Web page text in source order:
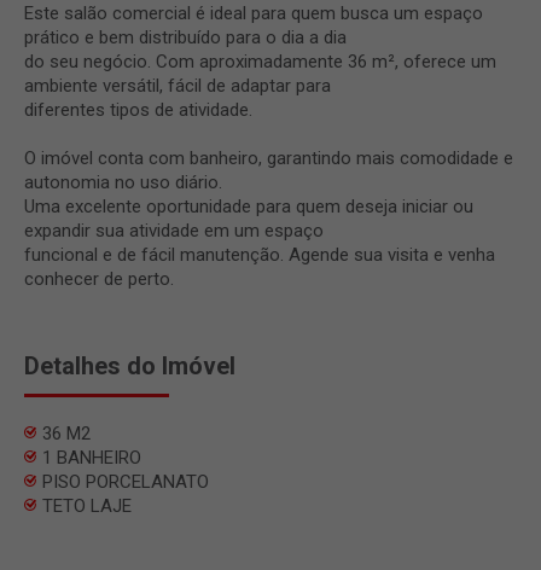
Este salão comercial é ideal para quem busca um espaço
prático e bem distribuído para o dia a dia
do seu negócio. Com aproximadamente 36 m², oferece um
ambiente versátil, fácil de adaptar para
diferentes tipos de atividade.
O imóvel conta com banheiro, garantindo mais comodidade e
autonomia no uso diário.
Uma excelente oportunidade para quem deseja iniciar ou
expandir sua atividade em um espaço
funcional e de fácil manutenção. Agende sua visita e venha
conhecer de perto.
Detalhes do Imóvel
36 M2
1 BANHEIRO
PISO PORCELANATO
TETO LAJE